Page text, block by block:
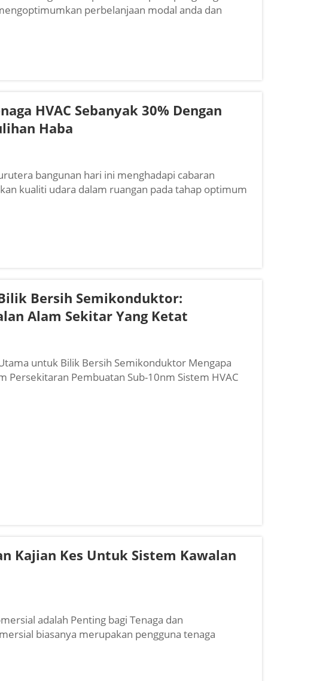
perbelanjaan modal anda dan
yang besar. Namun, bagi pengurus
HVAC Sebanyak 30% Dengan
Haba
bangunan hari ini menghadapi cabaran
kualiti udara dalam ruangan pada tahap optimum
semakin meningkat. Sistem pemanasan,
secara tipikal...
Bersih Semikonduktor:
Alam Sekitar Yang Ketat
untuk Bilik Bersih Semikonduktor Mengapa
Persekitaran Pembuatan Sub-10nm Sistem HVAC
pengurungan, dan kestabilan yang diperlukan
Kajian Kes Untuk Sistem Kawalan
adalah Penting bagi Tenaga dan
biasanya merupakan pengguna tenaga
sehingga 20% daripada penggunaan
lapuk atau tidak cekap...